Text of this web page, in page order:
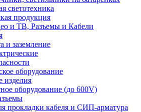
светотехника
продукция
и ТВ, Разъемы и Кабели
и заземление
оборудование
оборудование (до 600V)
прокладки кабеля и СИП-арматура